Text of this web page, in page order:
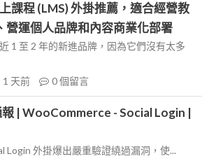
課程 (LMS) 外掛推薦，適合經營教
營運個人品牌和內容商業化部署
1 至 2 年的新進品牌，因為它們沒有太多
1 天前 0個留言
| WooCommerce - Social Login |
Login 外掛爆出嚴重驗證繞過漏洞，使...